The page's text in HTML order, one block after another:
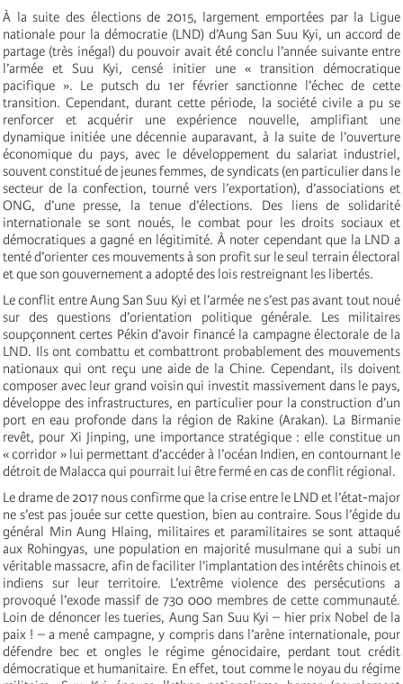
À la suite des élections de 2015, largement emportées par la Ligue
nationale pour la démocratie (LND) d’Aung San Suu Kyi, un accord de
partage (très inégal) du pouvoir avait été conclu l’année suivante entre
l’armée et Suu Kyi, censé initier une « transition démocratique
pacifique ». Le putsch du 1er février sanctionne l’échec de cette
transition. Cependant, durant cette période, la société civile a pu se
renforcer et acquérir une expérience nouvelle, amplifiant une
dynamique initiée une décennie auparavant, à la suite de l’ouverture
économique du pays, avec le développement du salariat industriel,
souvent constitué de jeunes femmes, de syndicats (en particulier dans le
secteur de la confection, tourné vers l’exportation), d’associations et
ONG, d’une presse, la tenue d’élections. Des liens de solidarité
internationale se sont noués, le combat pour les droits sociaux et
démocratiques a gagné en légitimité. À noter cependant que la LND a
tenté d’orienter ces mouvements à son profit sur le seul terrain électoral
et que son gouvernement a adopté des lois restreignant les libertés.
Le conflit entre Aung San Suu Kyi et l’armée ne s’est pas avant tout noué
sur des questions d’orientation politique générale. Les militaires
soupçonnent certes Pékin d’avoir financé la campagne électorale de la
LND. Ils ont combattu et combattront probablement des mouvements
nationaux qui ont reçu une aide de la Chine. Cependant, ils doivent
composer avec leur grand voisin qui investit massivement dans le pays,
développe des infrastructures, en particulier pour la construction d’un
port en eau profonde dans la région de Rakine (Arakan). La Birmanie
revêt, pour Xi Jinping, une importance stratégique : elle constitue un
« corridor » lui permettant d’accéder à l’océan Indien, en contournant le
détroit de Malacca qui pourrait lui être fermé en cas de conflit régional.
Le drame de 2017 nous confirme que la crise entre le LND et l’état-major
ne s’est pas jouée sur cette question, bien au contraire. Sous l’égide du
général Min Aung Hlaing, militaires et paramilitaires se sont attaqué
aux Rohingyas, une population en majorité musulmane qui a subi un
véritable massacre, afin de faciliter l’implantation des intérêts chinois et
indiens sur leur territoire. L’extrême violence des persécutions a
provoqué l’exode massif de 730 000 membres de cette communauté.
Loin de dénoncer les tueries, Aung San Suu Kyi – hier prix Nobel de la
paix ! – a mené campagne, y compris dans l’arène internationale, pour
défendre bec et ongles le régime génocidaire, perdant tout crédit
démocratique et humanitaire. En effet, tout comme le noyau du régime